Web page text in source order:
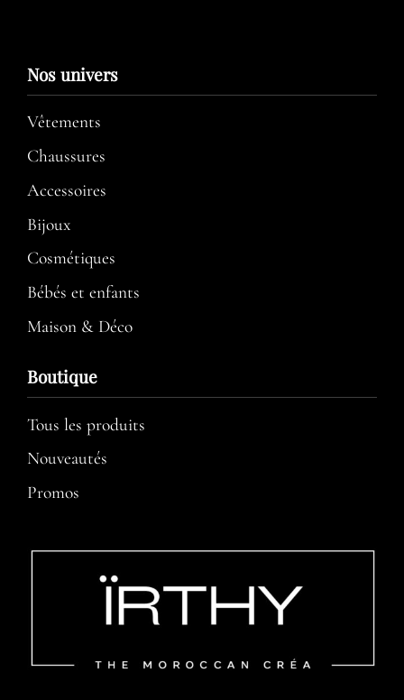
Nos univers
Vêtements
Chaussures
Accessoires
Bijoux
Cosmétiques
Bébés et enfants
Maison & Déco
Boutique
Tous les produits
Nouveautés
Promos